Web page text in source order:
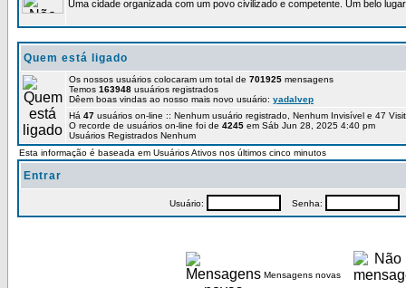
Uma cidade organizada com um povo civilizado e competente. Um belo
Quem está ligado
Os nossos usuários colocaram um total de 701925 mensagens
Temos 163948 usuários registrados
Dêem boas vindas ao nosso mais novo usuário: yadalvep
Há 47 usuários on-line :: Nenhum usuário registrado, Nenhum Invisível e 47
O recorde de usuários on-line foi de 4245 em Sáb Jun 28, 2025 4:40 pm
Usuários Registrados Nenhum
Esta informação é baseada em Usuários Ativos nos últimos cinco minutos
Entrar
Usuário: Senha:
Mensagens novas